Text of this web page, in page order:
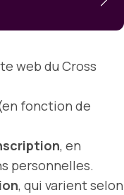
web du Cross
fonction de
, en
personnelles.
, qui varient selon